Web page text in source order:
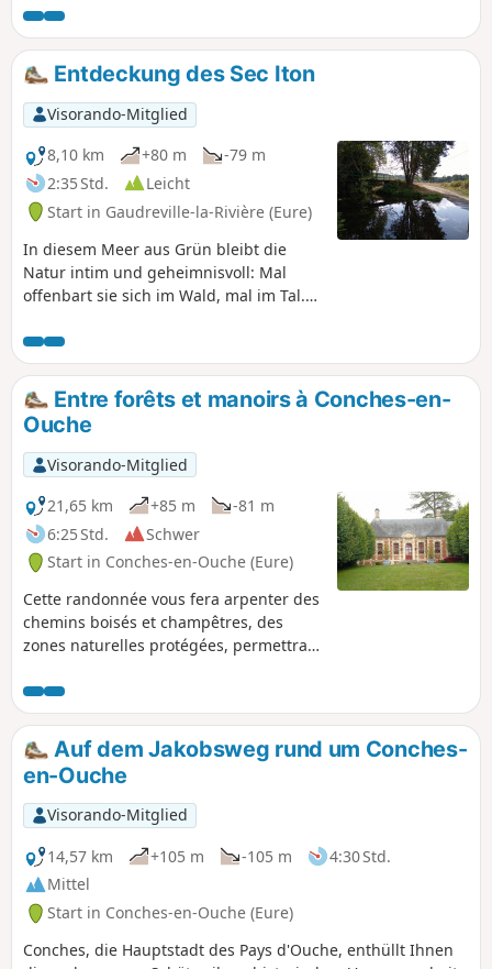
Entdeckung des Sec Iton
Visorando-Mitglied
8,10 km
+80 m
-79 m
2:35 Std.
Leicht
Start in Gaudreville-la-Rivière (Eure)
In diesem Meer aus Grün bleibt die
Natur intim und geheimnisvoll: Mal
offenbart sie sich im Wald, mal im Tal.
Spaziergangs immer wieder auf und
verschwindet wieder.
Entre forêts et manoirs à Conches-en-
Ouche
Visorando-Mitglied
21,65 km
+85 m
-81 m
6:25 Std.
Schwer
Start in Conches-en-Ouche (Eure)
Cette randonnée vous fera arpenter des
chemins boisés et champêtres, des
zones naturelles protégées, permettra à
sportifs, et vous fera découvrir de
magnifiques manoirs normands
chargés d'histoire. Les petits comme les
grands passeront un bon moment entre
nature et architecture.
Auf dem Jakobsweg rund um Conches-
en-Ouche
Visorando-Mitglied
14,57 km
+105 m -105 m
4:30 Std.
Mittel
Start in Conches-en-Ouche (Eure)
Conches, die Hauptstadt des Pays d'Ouche, enthüllt Ihnen